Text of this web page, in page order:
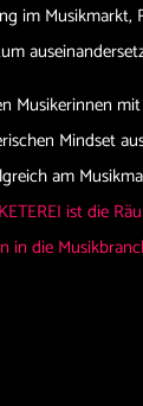
im Musikmarkt,
Musikerinnen
Mindset
am
ist die
in die